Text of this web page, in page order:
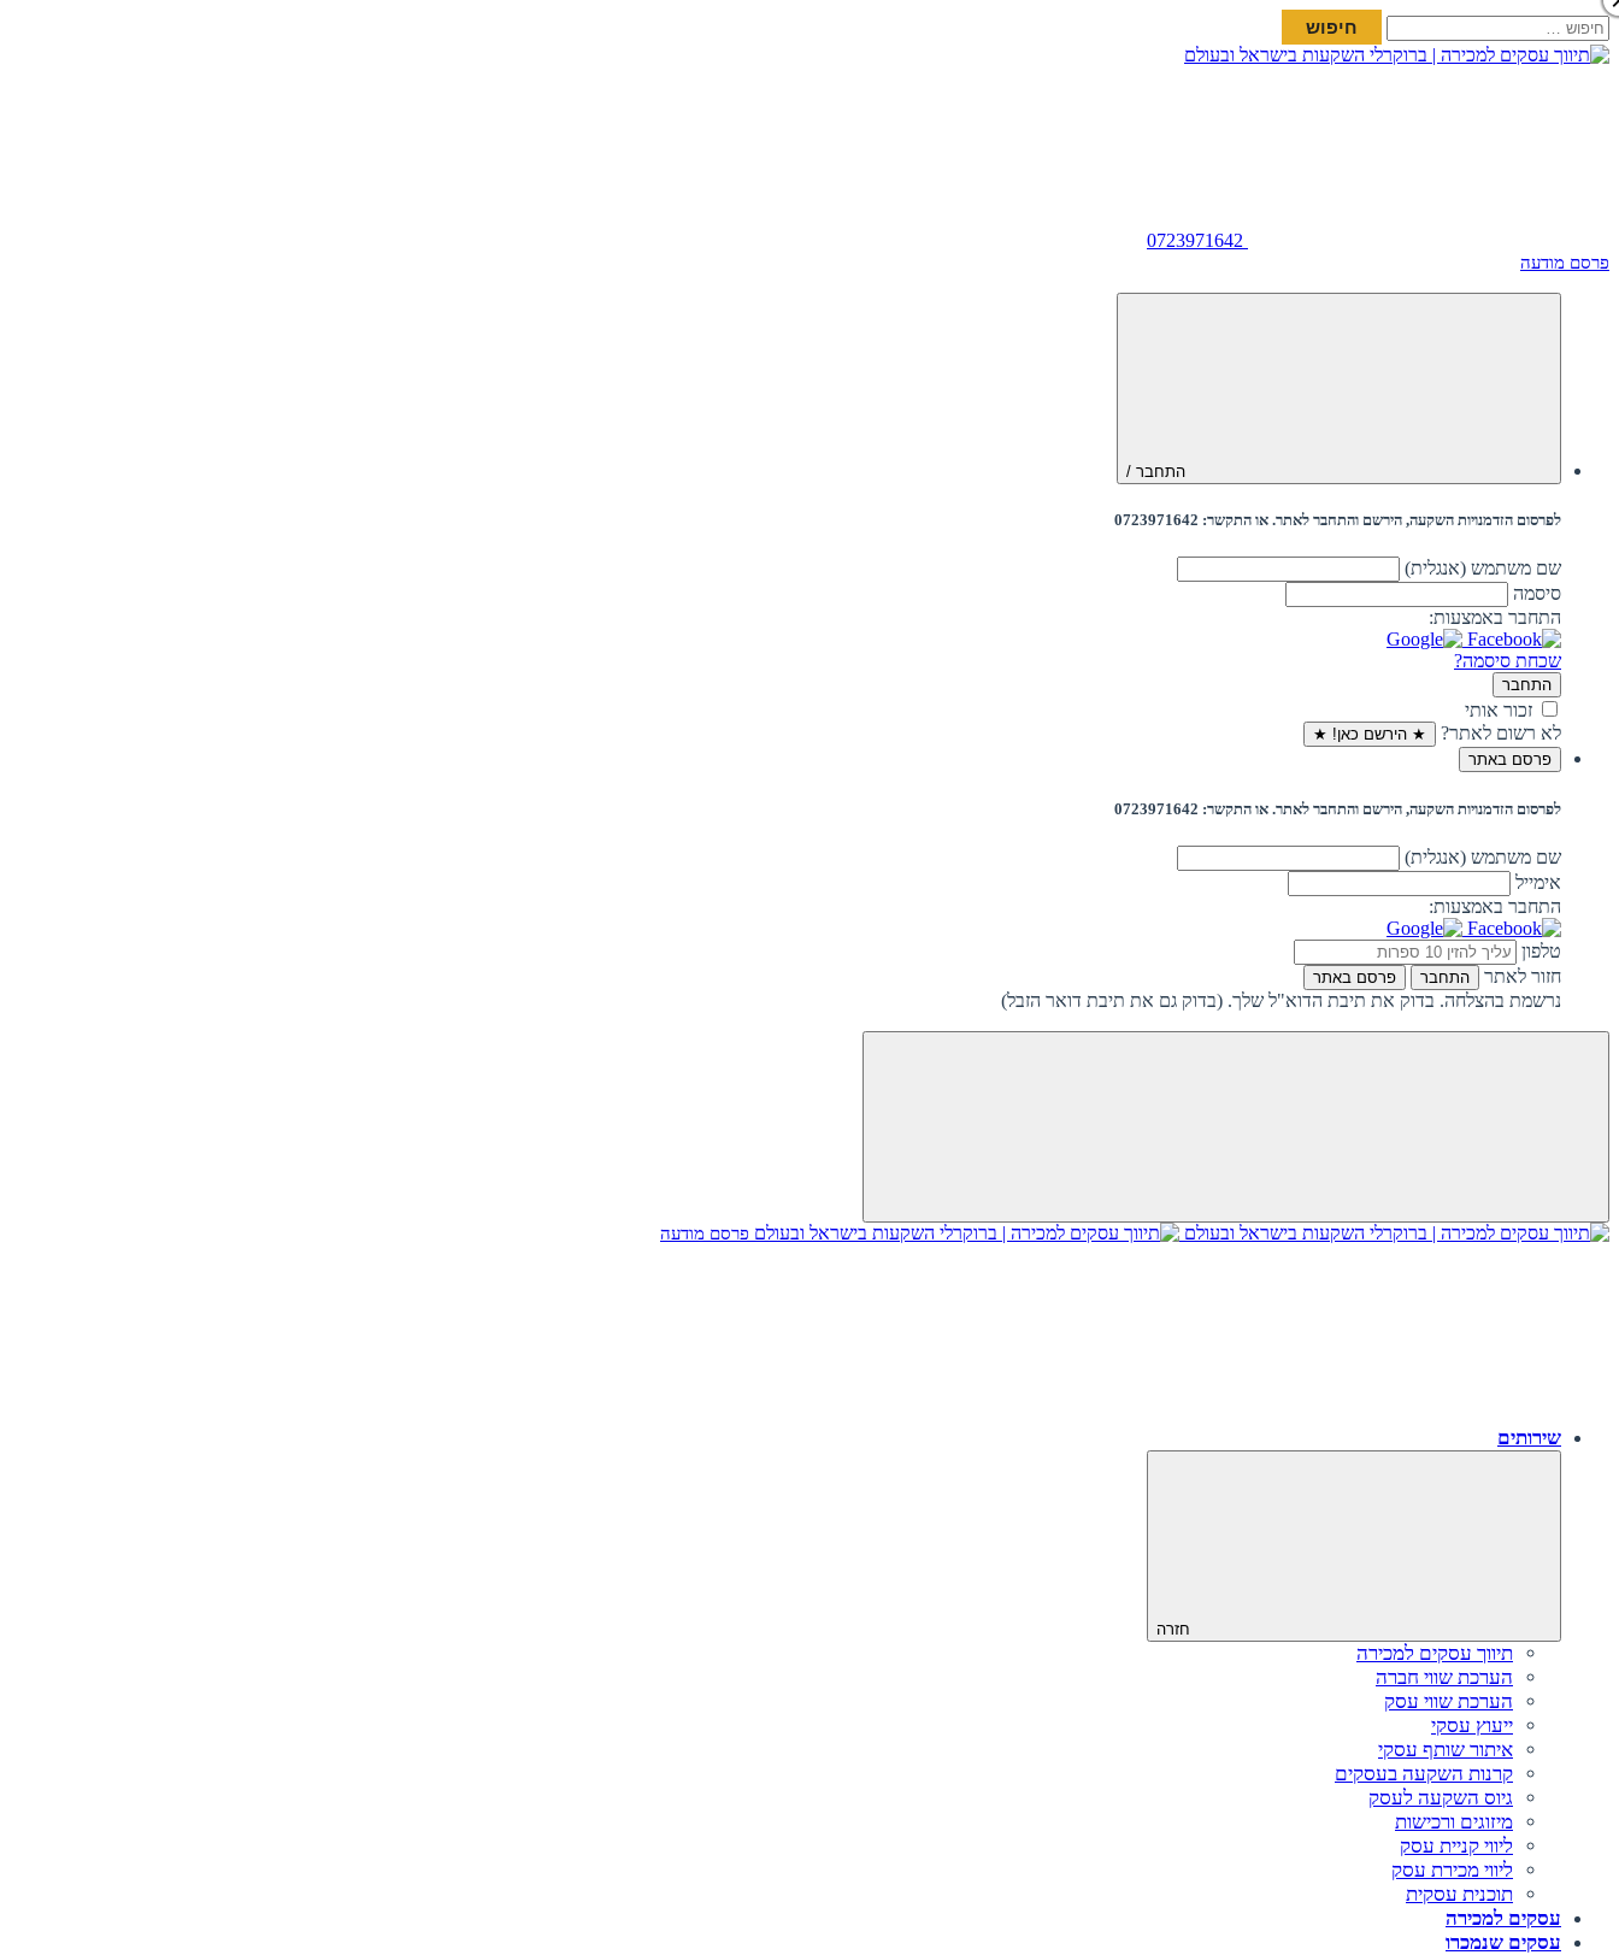
חיפוש:
0723971642
פרסם מודעה
התחבר /
לפרסום הזדמנויות השקעה, הירשם והתחבר לאתר. או התקשר: 0723971642
שם משתמש (אנגלית)
סיסמה
התחבר באמצעות:
שכחת סיסמה?
התחבר
זכור אותי
לא רשום לאתר?
★ הירשם כאן! ★
פרסם באתר
לפרסום הזדמנויות השקעה, הירשם והתחבר לאתר. או התקשר: 0723971642
שם משתמש (אנגלית)
אימייל
התחבר באמצעות:
טלפון
חזור לאתר
התחבר פרסם באתר
נרשמת בהצלחה. בדוק את תיבת הדוא"ל שלך. (בדוק גם את תיבת דואר הזבל)
פרסם מודעה
שירותים
חזרה
תיווך עסקים למכירה
הערכת שווי חברה
הערכת שווי עסק
ייעוץ עסקי
איתור שותף עסקי
קרנות השקעה בעסקים
גיוס השקעה לעסק‎‎
מיזוגים ורכישות
ליווי קניית עסק
ליווי מכירת עסק
תוכנית עסקית
עסקים למכירה
עסקים שנמכרו